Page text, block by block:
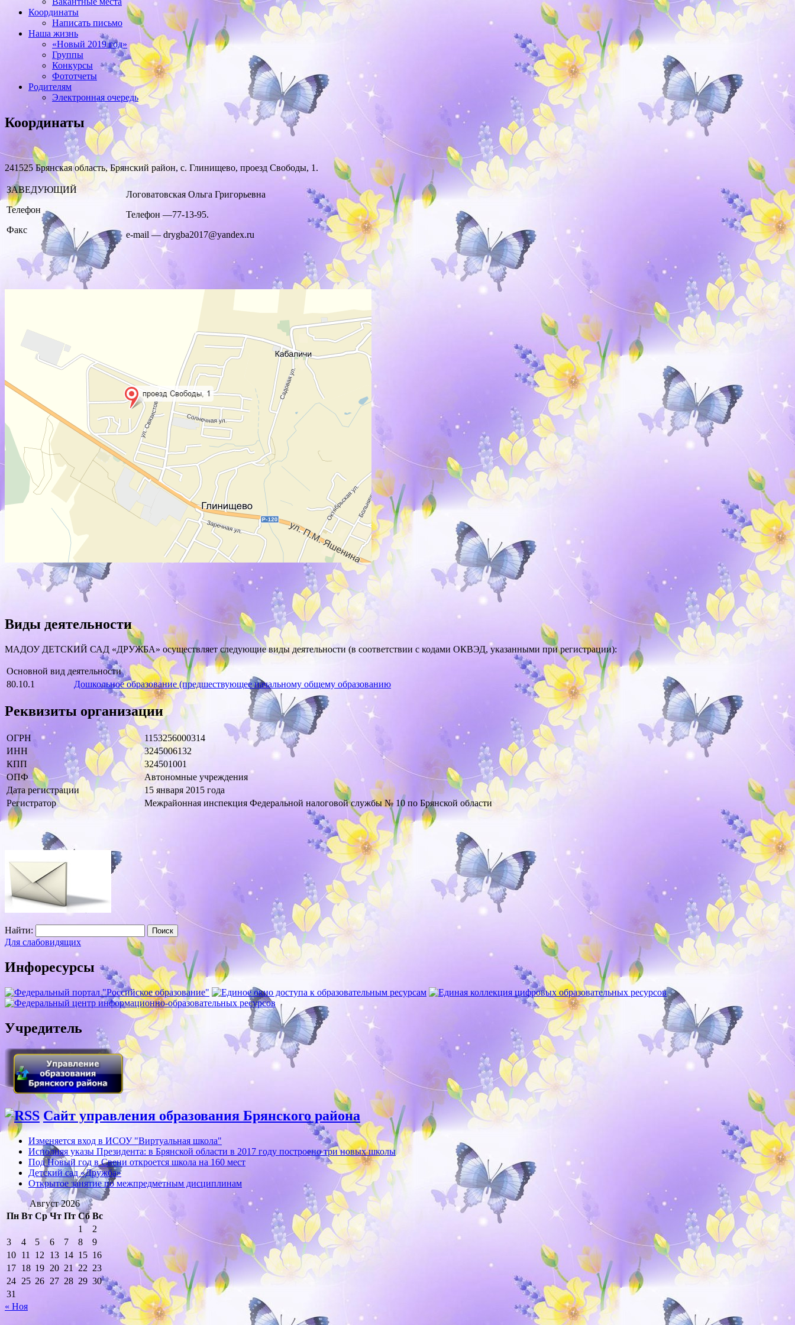
Координаты
Написать письмо
Наша жизнь
«Новый 2019 год»
Группы
Конкурсы
Фототчеты
Родителям
Электронная очередь
Координаты
241525 Брянская область, Брянский район, с. Глинищево, проезд Свободы, 1.
ЗАВЕДУЮЩИЙ
Телефон
Факс
Логоватовская Ольга Григорьевна
Телефон —77-13-95.
e-mail — drygba2017@yandex.ru
Виды деятельности
МАДОУ ДЕТСКИЙ САД «ДРУЖБА» осуществляет следующие виды деятельности (в соответствии с кодами ОКВЭД, указанными при регистрации):
Основной вид деятельности
80.10.1
Дошкольное образование (предшествующее начальному общему образованию
Реквизиты организации
ОГРН
1153256000314
ИНН
3245006132
КПП
324501001
ОПФ
Автономные учреждения
Дата регистрации
15 января 2015 года
Регистратор
Межрайонная инспекция Федеральной налоговой службы № 10 по Брянской области
Найти:
Для слабовидящих
Инфоресурсы
Учредитель
Сайт управления образования Брянского района
Изменяется вход в ИСОУ "Виртуальная школа"
Исполняя указы Президента: в Брянской области в 2017 году построено три новых школы
Под Новый год в Свени откроется школа на 160 мест
Детский сад «Дружба»
Открытое занятие по межпредметным дисциплинам
Август 2026
Пн Вт Ср Чт Пт Сб Вс
1
2
3
4 5 6 7 8
9
10 11 12 13 14 15 16
17 18 19 20 21 22 23
24 25 26 27 28 29 30
31
« Ноя